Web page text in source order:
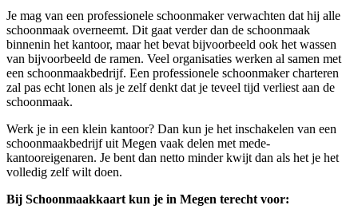
Je mag van een professionele schoonmaker verwachten dat hij alle
schoonmaak overneemt. Dit gaat verder dan de schoonmaak
binnenin het kantoor, maar het bevat bijvoorbeeld ook het wassen
van bijvoorbeeld de ramen. Veel organisaties werken al samen met
een schoonmaakbedrijf. Een professionele schoonmaker charteren
zal pas echt lonen als je zelf denkt dat je teveel tijd verliest aan de
schoonmaak.
Werk je in een klein kantoor? Dan kun je het inschakelen van een
schoonmaakbedrijf uit Megen vaak delen met mede-
kantooreigenaren. Je bent dan netto minder kwijt dan als het je het
volledig zelf wilt doen.
Bij Schoonmaakkaart kun je in Megen terecht voor: